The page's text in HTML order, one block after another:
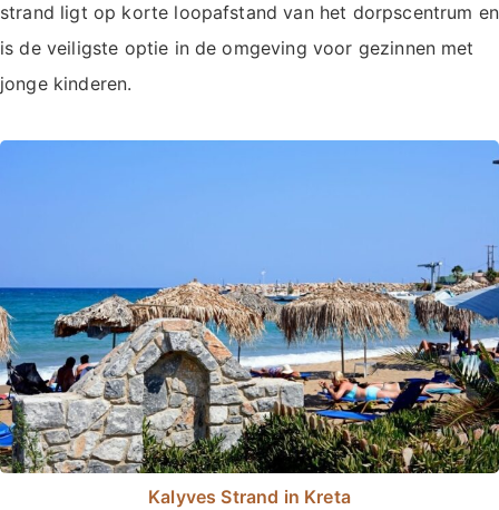
strand ligt op korte loopafstand van het dorpscentrum en
is de veiligste optie in de omgeving voor gezinnen met
jonge kinderen.
Kalyves Strand in Kreta